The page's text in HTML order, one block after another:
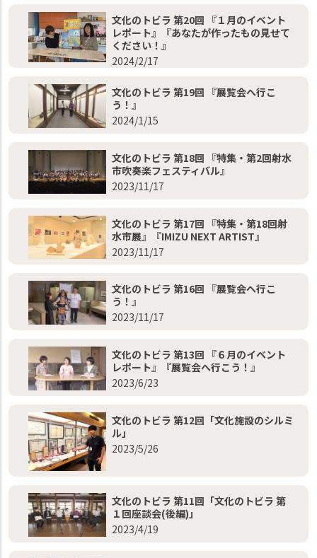
文化のトビラ 第20回 『１月のイベント
レポート』『あなたが作ったもの見せて
ください！』
2024/2/17
文化のトビラ 第19回 『展覧会へ行こ
う！』
2024/1/15
文化のトビラ 第18回 『特集・第2回射水
市吹奏楽フェスティバル』
2023/11/17
文化のトビラ 第17回 『特集・第18回射
水市展』『IMIZU NEXT ARTIST』
2023/11/17
文化のトビラ 第16回 『展覧会へ行こ
う！』
2023/11/17
文化のトビラ 第13回 『６月のイベント
レポート』『展覧会へ行こう！』
2023/6/23
文化のトビラ 第12回「文化施設のシルミ
ル」
2023/5/26
文化のトビラ 第11回「文化のトビラ 第
１回座談会(後編)」
2023/4/19